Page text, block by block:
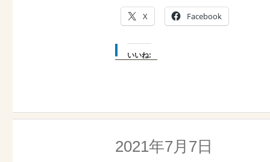
X Facebook
いいね:
2021年7月7日